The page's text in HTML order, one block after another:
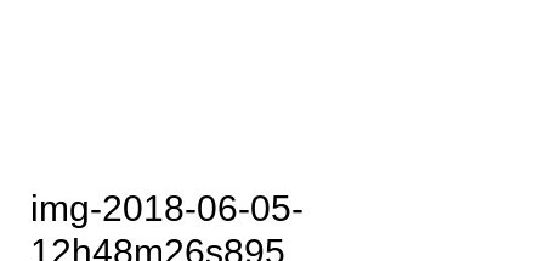
img-2018-06-05-
12h48m26s895